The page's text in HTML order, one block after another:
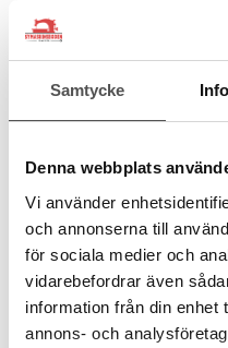
Samtycke
Denna webbplats
Vi använder
och annonserna till
för sociala medier och
vidarebefordrar även
information från din enhet
annons- och